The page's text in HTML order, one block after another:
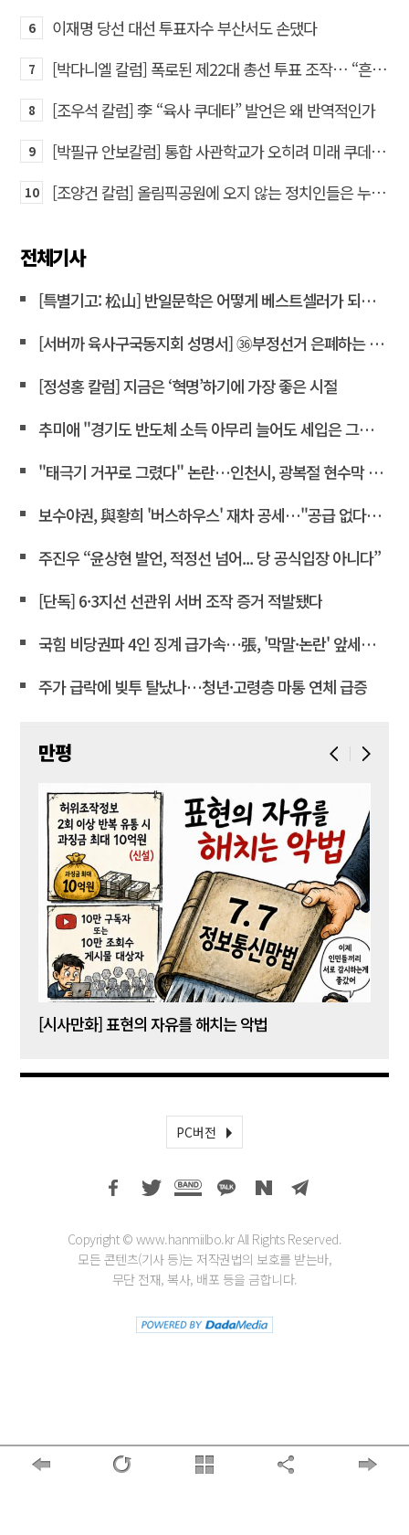
6 이재명 당선 대선 투표자수 부산서도 손댔다
7 [박다니엘 칼럼] 폭로된 제22대 총선 투표 조작… “흔들리는 가짜 국회의원들”
8 [조우석 칼럼] 李 “육사 쿠데타” 발언은 왜 반역적인가
9 [박필규 안보칼럼] 통합 사관학교가 오히려 미래 쿠데타의 통로가 되는 이유
10 [조양건 칼럼] 올림픽공원에 오지 않는 정치인들은 누구인가
전체기사
[특별기고: 松山] 반일문학은 어떻게 베스트셀러가 되는가?
[서버까 육사구국동지회 성명서] ㊱부정선거 은폐하는 윤상현 의원은 즉각 사퇴하라!
[정성홍 칼럼] 지금은 ‘혁명’하기에 가장 좋은 시절
추미애 "경기도 반도체 소득 아무리 늘어도 세입은 그대로"
"태극기 거꾸로 그렸다" 논란…인천시, 광복절 현수막 철거
보수야권, 與황희 '버스하우스' 재차 공세…"공급 없다는 자백"
주진우 “윤상현 발언, 적정선 넘어... 당 공식입장 아니다”
[단독] 6·3지선 선관위 서버 조작 증거 적발됐다
국힘 비당권파 4인 징계 급가속…張, '막말·논란' 앞세워 역공
주가 급락에 빚투 탈났나…청년·고령층 마통 연체 급증
만평
[시사만화] 표현의 자유를 해치는 악법
PC버전
Copyright © www.hanmiilbo.kr All Rights Reserved.
모든 콘텐츠(기사 등)는 저작권법의 보호를 받는바,
무단 전재, 복사, 배포 등을 금합니다.